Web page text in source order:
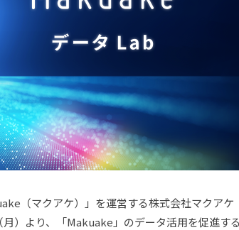
（マクアケ）」を運営する株式会社マクアケ
）より、「Makuake」のデータ活用を促進す